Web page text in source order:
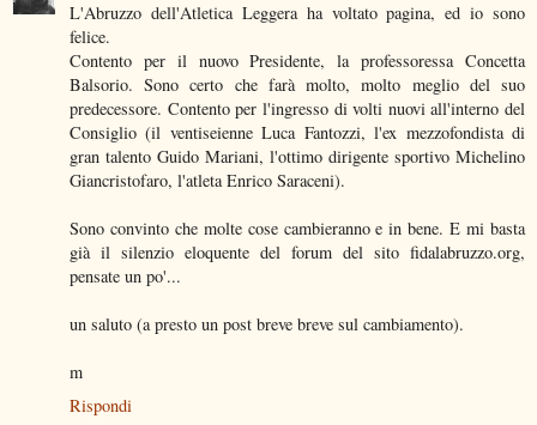
L'Abruzzo dell'Atletica Leggera ha voltato pagina, ed io sono
felice.
Contento per il nuovo Presidente, la professoressa Concetta
Balsorio. Sono certo che farà molto, molto meglio del suo
predecessore. Contento per l'ingresso di volti nuovi all'interno del
Consiglio (il ventiseienne Luca Fantozzi, l'ex mezzofondista di
gran talento Guido Mariani, l'ottimo dirigente sportivo Michelino
Giancristofaro, l'atleta Enrico Saraceni).
Sono convinto che molte cose cambieranno e in bene. E mi basta
già il silenzio eloquente del forum del sito fidalabruzzo.org,
pensate un po'...
un saluto (a presto un post breve breve sul cambiamento).
m
Rispondi